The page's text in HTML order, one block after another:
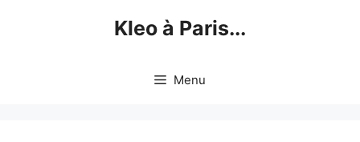
Kleo à Paris...
Menu